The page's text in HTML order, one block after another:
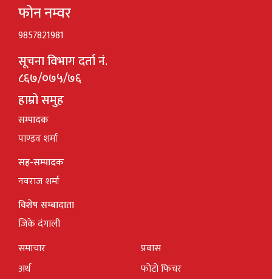
फोन नम्वर
9857821981
सूचना विभाग दर्ता नं.
८६७/०७५/७६
हाम्रो समुह
सम्पादक
पाण्डव शर्मा
सह-सम्पादक
नवराज शर्मा
विशेष सम्बादाता
जिके दंगाली
समाचार
अर्थ
प्रवास
फोटो फिचर